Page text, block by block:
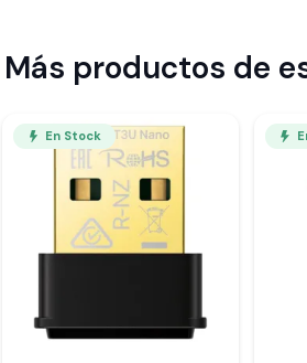
Más productos de
En Stock